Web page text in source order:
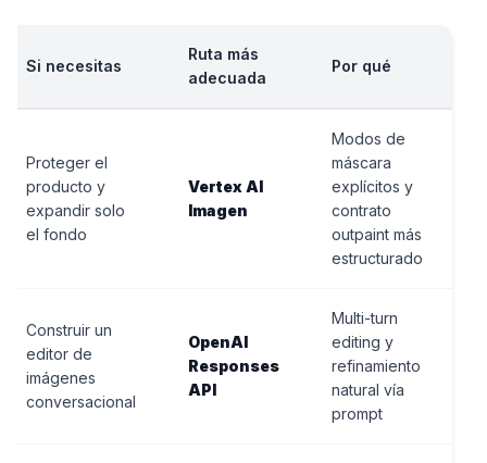
Si necesitas
Ruta más
adecuada
Por qué
Proteger el
producto y
expandir solo
el fondo
Vertex AI
Imagen
Modos de
máscara
explícitos y
contrato
outpaint más
estructurado
Construir un
editor de
imágenes
conversacional
OpenAI
Responses
API
Multi-turn
editing y
refinamiento
natural vía
prompt